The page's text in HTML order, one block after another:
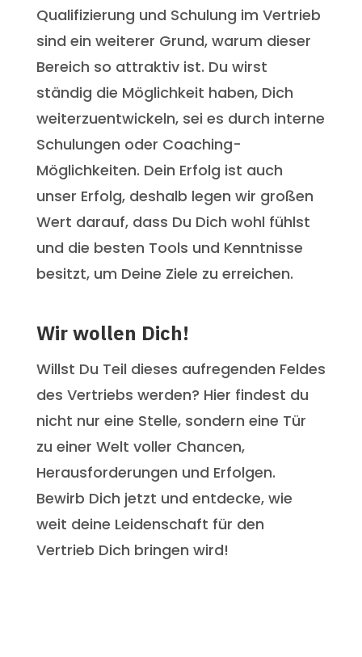
Qualifizierung und Schulung im Vertrieb
sind ein weiterer Grund, warum dieser
Bereich so attraktiv ist. Du wirst
ständig die Möglichkeit haben, Dich
weiterzuentwickeln, sei es durch interne
Schulungen oder Coaching-
Möglichkeiten. Dein Erfolg ist auch
unser Erfolg, deshalb legen wir großen
Wert darauf, dass Du Dich wohl fühlst
und die besten Tools und Kenntnisse
besitzt, um Deine Ziele zu erreichen.
Wir wollen Dich!
Willst Du Teil dieses aufregenden Feldes
des Vertriebs werden? Hier findest du
nicht nur eine Stelle, sondern eine Tür
zu einer Welt voller Chancen,
Herausforderungen und Erfolgen.
Bewirb Dich jetzt und entdecke, wie
weit deine Leidenschaft für den
Vertrieb Dich bringen wird!